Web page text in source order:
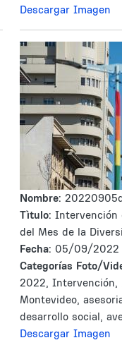
Descargar Imagen
Nombre:
Tìtulo: Intervención
del Mes de la
Fecha: 05/09/2022 -
Categorías Foto/
2022, Intervención,
Montevideo,
desarrollo social,
Descargar Imagen